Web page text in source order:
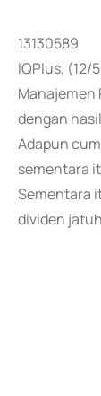
13130589
IQPlus, (12/
Manajemen
dengan
Adapun
sementara
Sementara
dividen